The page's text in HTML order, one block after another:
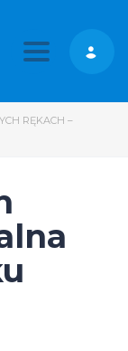
Toggle
RĘKACH –